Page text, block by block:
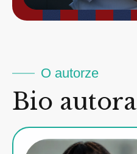
O autorze
Bio autora